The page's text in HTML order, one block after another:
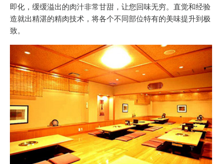
即化，缓缓溢出的肉汁非常甘甜，让您回味无穷。直觉和经验
造就出精湛的精肉技术，将各个不同部位特有的美味提升到极
致。